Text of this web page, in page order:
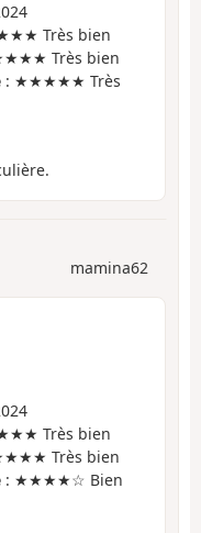
Très bien
Très bien
: ★★★★★ Très
mamina62
Très bien
Très bien
: ★★★★☆ Bien